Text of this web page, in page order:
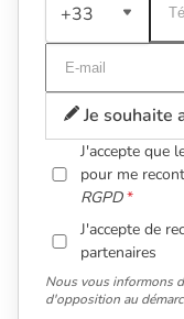
+33
Je souhaite
J'accepte que
pour me
RGPD
J'accepte de
partenaires
Nous vous informons
d'opposition au